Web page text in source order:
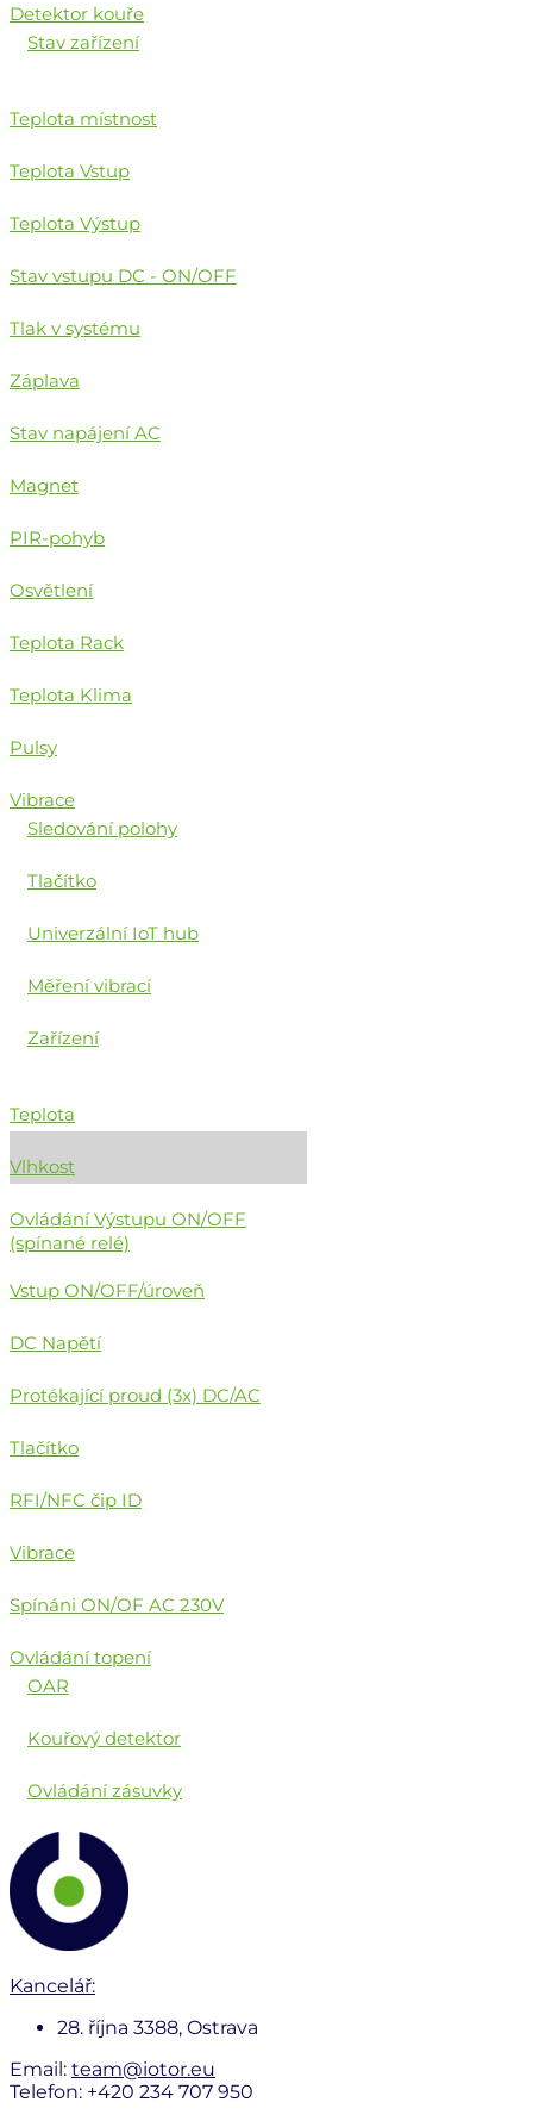
Detektor kouře
Stav zařízení
Teplota místnost
Teplota Vstup
Teplota Výstup
Stav vstupu DC - ON/OFF
Tlak v systému
Záplava
Stav napájení AC
Magnet
PIR-pohyb
Osvětlení
Teplota Rack
Teplota Klima
Pulsy
Vibrace
Sledování polohy
Tlačítko
Univerzální IoT hub
Měření vibrací
Zařízení
Teplota
Vlhkost
Ovládání Výstupu ON/OFF
(spínané relé)
Vstup ON/OFF/úroveň
DC Napětí
Protékající proud (3x) DC/AC
Tlačítko
RFI/NFC čip ID
Vibrace
Spínáni ON/OF AC 230V
Ovládání topení
OAR
Kouřový detektor
Ovládání zásuvky
Kancelář:
28. října 3388, Ostrava
Email: team@iotor.eu
Telefon: +420 234 707 950